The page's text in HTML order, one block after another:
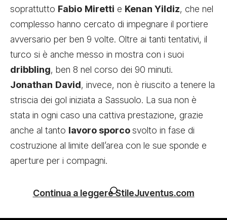
soprattutto Fabio Miretti e Kenan Yildiz, che nel
complesso hanno cercato di impegnare il portiere
avversario per ben 9 volte. Oltre ai tanti tentativi, il
turco si è anche messo in mostra con i suoi
dribbling, ben 8 nel corso dei 90 minuti.
Jonathan David, invece, non è riuscito a tenere la
striscia dei gol iniziata a Sassuolo. La sua non è
stata in ogni caso una cattiva prestazione, grazie
anche al tanto lavoro sporcosvolto in fase di
costruzione al limite dell’area con le sue sponde e
aperture per i compagni.
Continua a leggere StileJuventus.com